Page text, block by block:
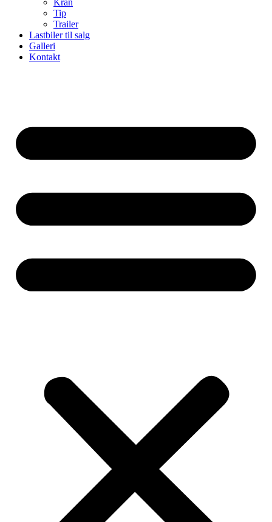
Tip
Trailer
Lastbiler til salg
Galleri
Kontakt